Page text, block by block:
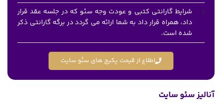
شرایط گارانتی کتبی و عودت وجه سئو که در جلسه عقد قرار
داد، همراه قرار داد به شما ارائه می گردد در برگه گارانتی ذکر
شده است.
اطلاع از قیمت پکیج های سئو سایت
آنالیز سئو سایت